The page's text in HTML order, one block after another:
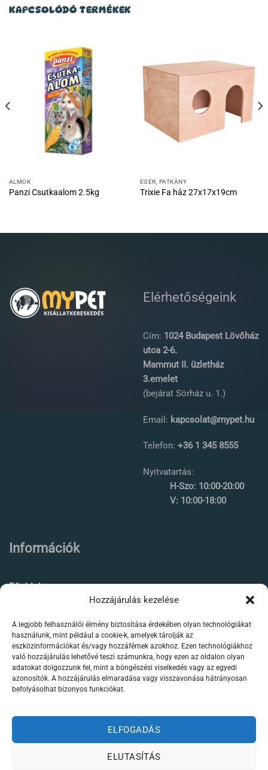
Hozzájárulás kezelése
A legjobb felhasználói élmény biztosítása érdekében olyan technológiákat
használunk, mint például a cookie-k, amelyek tárolják az
eszközinformációkat és/vagy hozzáférnek azokhoz. Ezen technológiákhoz
való hozzájárulás lehetővé teszi számunkra, hogy ezen az oldalon olyan
adatokat dolgozzunk fel, mint a böngészési viselkedés vagy az egyedi
azonosítók. A hozzájárulás elmaradása vagy visszavonása hátrányosan
befolyásolhat bizonyos funkciókat.
ELFOGADÁS
ELUTASÍTÁS
KAPCSOLÓDÓ TERMÉKEK
ALMOK
Panzi Csutkaalom 2.5kg
EGÉR, PATKÁNY
Trixie Fa ház 27x17x19cm
Elérhetőségeink
Cím: 1024 Budapest Lövőház
utca 2-6.
Mammut II. üzletház
3.emelet
(bejárat Sörház u. 1.)
Email: kapcsolat@mypet.hu
Telefon: +36 1 345 8555
Nyitvatartás:
H-Szo: 10:00-20:00
V: 10:00-18:00
Információk
Főoldal
Élőállat kereskedés
Forgalmazott termékeink
Szaktanácsadás /
Kapcsolat